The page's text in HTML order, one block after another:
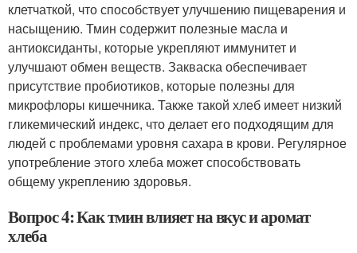
клетчаткой, что способствует улучшению пищеварения и
насыщению. Тмин содержит полезные масла и
антиоксиданты, которые укрепляют иммунитет и
улучшают обмен веществ. Закваска обеспечивает
присутствие пробиотиков, которые полезны для
микрофлоры кишечника. Также такой хлеб имеет низкий
гликемический индекс, что делает его подходящим для
людей с проблемами уровня сахара в крови. Регулярное
употребление этого хлеба может способствовать
общему укреплению здоровья.
Вопрос 4: Как тмин влияет на вкус и аромат
хлеба